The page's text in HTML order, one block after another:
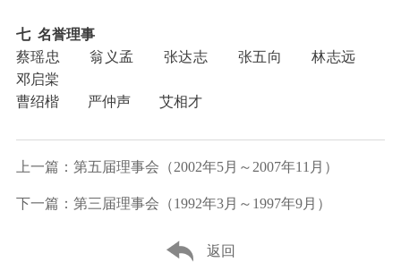
七 名誉理事
蔡瑶忠 翁义孟 张达志 张五向 林志远
邓启棠
曹绍楷 严仲声 艾相才
上一篇：第五届理事会（2002年5月～2007年11月）
下一篇：第三届理事会（1992年3月～1997年9月）
返回